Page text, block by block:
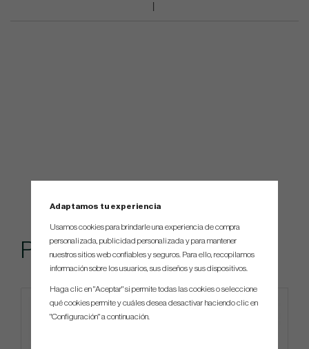
Popular
Limited edition
Adaptamos tu experiencia
Usamos cookies para brindarle una experiencia de compra
personalizada, publicidad personalizada y para mantener
nuestros sitios web confiables y seguros. Para ello, recopilamos
información sobre los usuarios, sus diseños y sus dispositivos.
Haga clic en "Aceptar" si permite todas las cookies o seleccione
qué cookies permite y cuáles desea desactivar haciendo clic en
"Configuración" a continuación.